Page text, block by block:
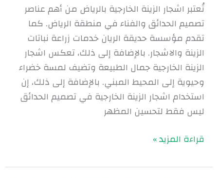
تُعتبر اشجار الزينة الخارجية بالرياض من أهم عناصر
تصميم الحدائق والفناء في منطقة الرياض. كما
تقدم مؤسسة حديقة الريان خدمات زراعة نباتات
الزينة والاشجار. بالإضافة إلى ذلك، تعكس اشجار
الزينة الخارجية جمال الطبيعة وتضيف لمسة خضراء
وحيوية إلى المحيط المبني. بالإضافة إلى ذلك، إن
استخدام اشجار الزينة الخارجية في تصميم الحدائق
ليس فقط لتحسين المظهر
قراءة المزيد »